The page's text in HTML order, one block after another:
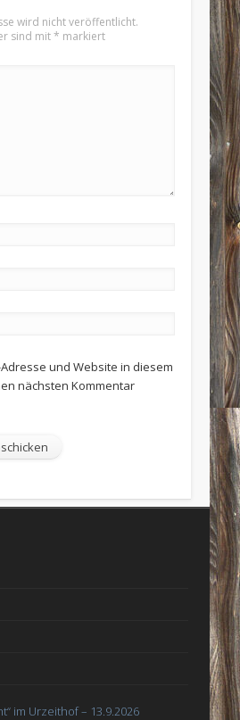
wird nicht veröffentlicht.
sind mit* markiert
und Website in diesem
nächsten Kommentar
im Urzeithof – 13.9.2026